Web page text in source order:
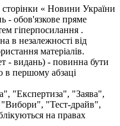
сторінки « Новини України
- обов'язкове пряме
гіперпосилання .
в незалежності від
матеріалів.
- видань) - повинна бути
в першому абзаці
"Експертиза", "Заява",
"Тест-драйв",
на правах